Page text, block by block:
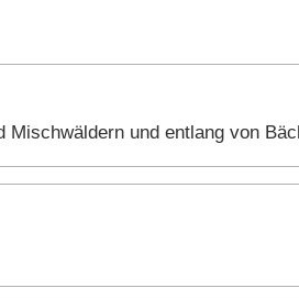
und entlang von